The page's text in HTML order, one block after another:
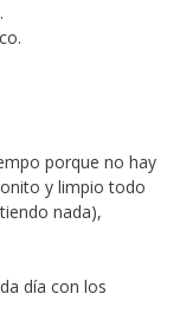
porque no hay
y limpio todo
nada),
día con los